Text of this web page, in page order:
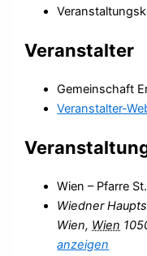
Veranstalter
Gemeinschaft
Veranstalter-
Wien – Pfarre
Wiedner
Wien, Wien
anzeigen